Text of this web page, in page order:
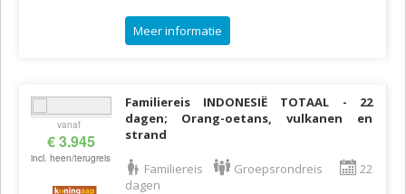
Meer informatie
vanaf
€ 3.945
incl. heen/terugreis
Familiereis INDONESIË TOTAAL - 22
dagen; Orang-oetans, vulkanen en
strand
Familiereis Groepsrondreis
22
dagen